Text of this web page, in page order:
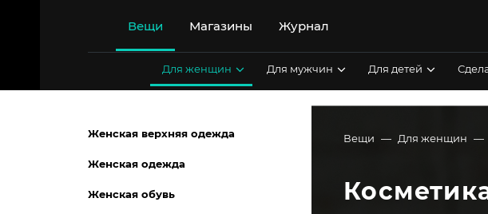
Вещи Магазины Журнал
Для женщин Для мужчин Для детей
Вещи Для женщин
Женская верхняя одежда
Женская одежда
Женская обувь